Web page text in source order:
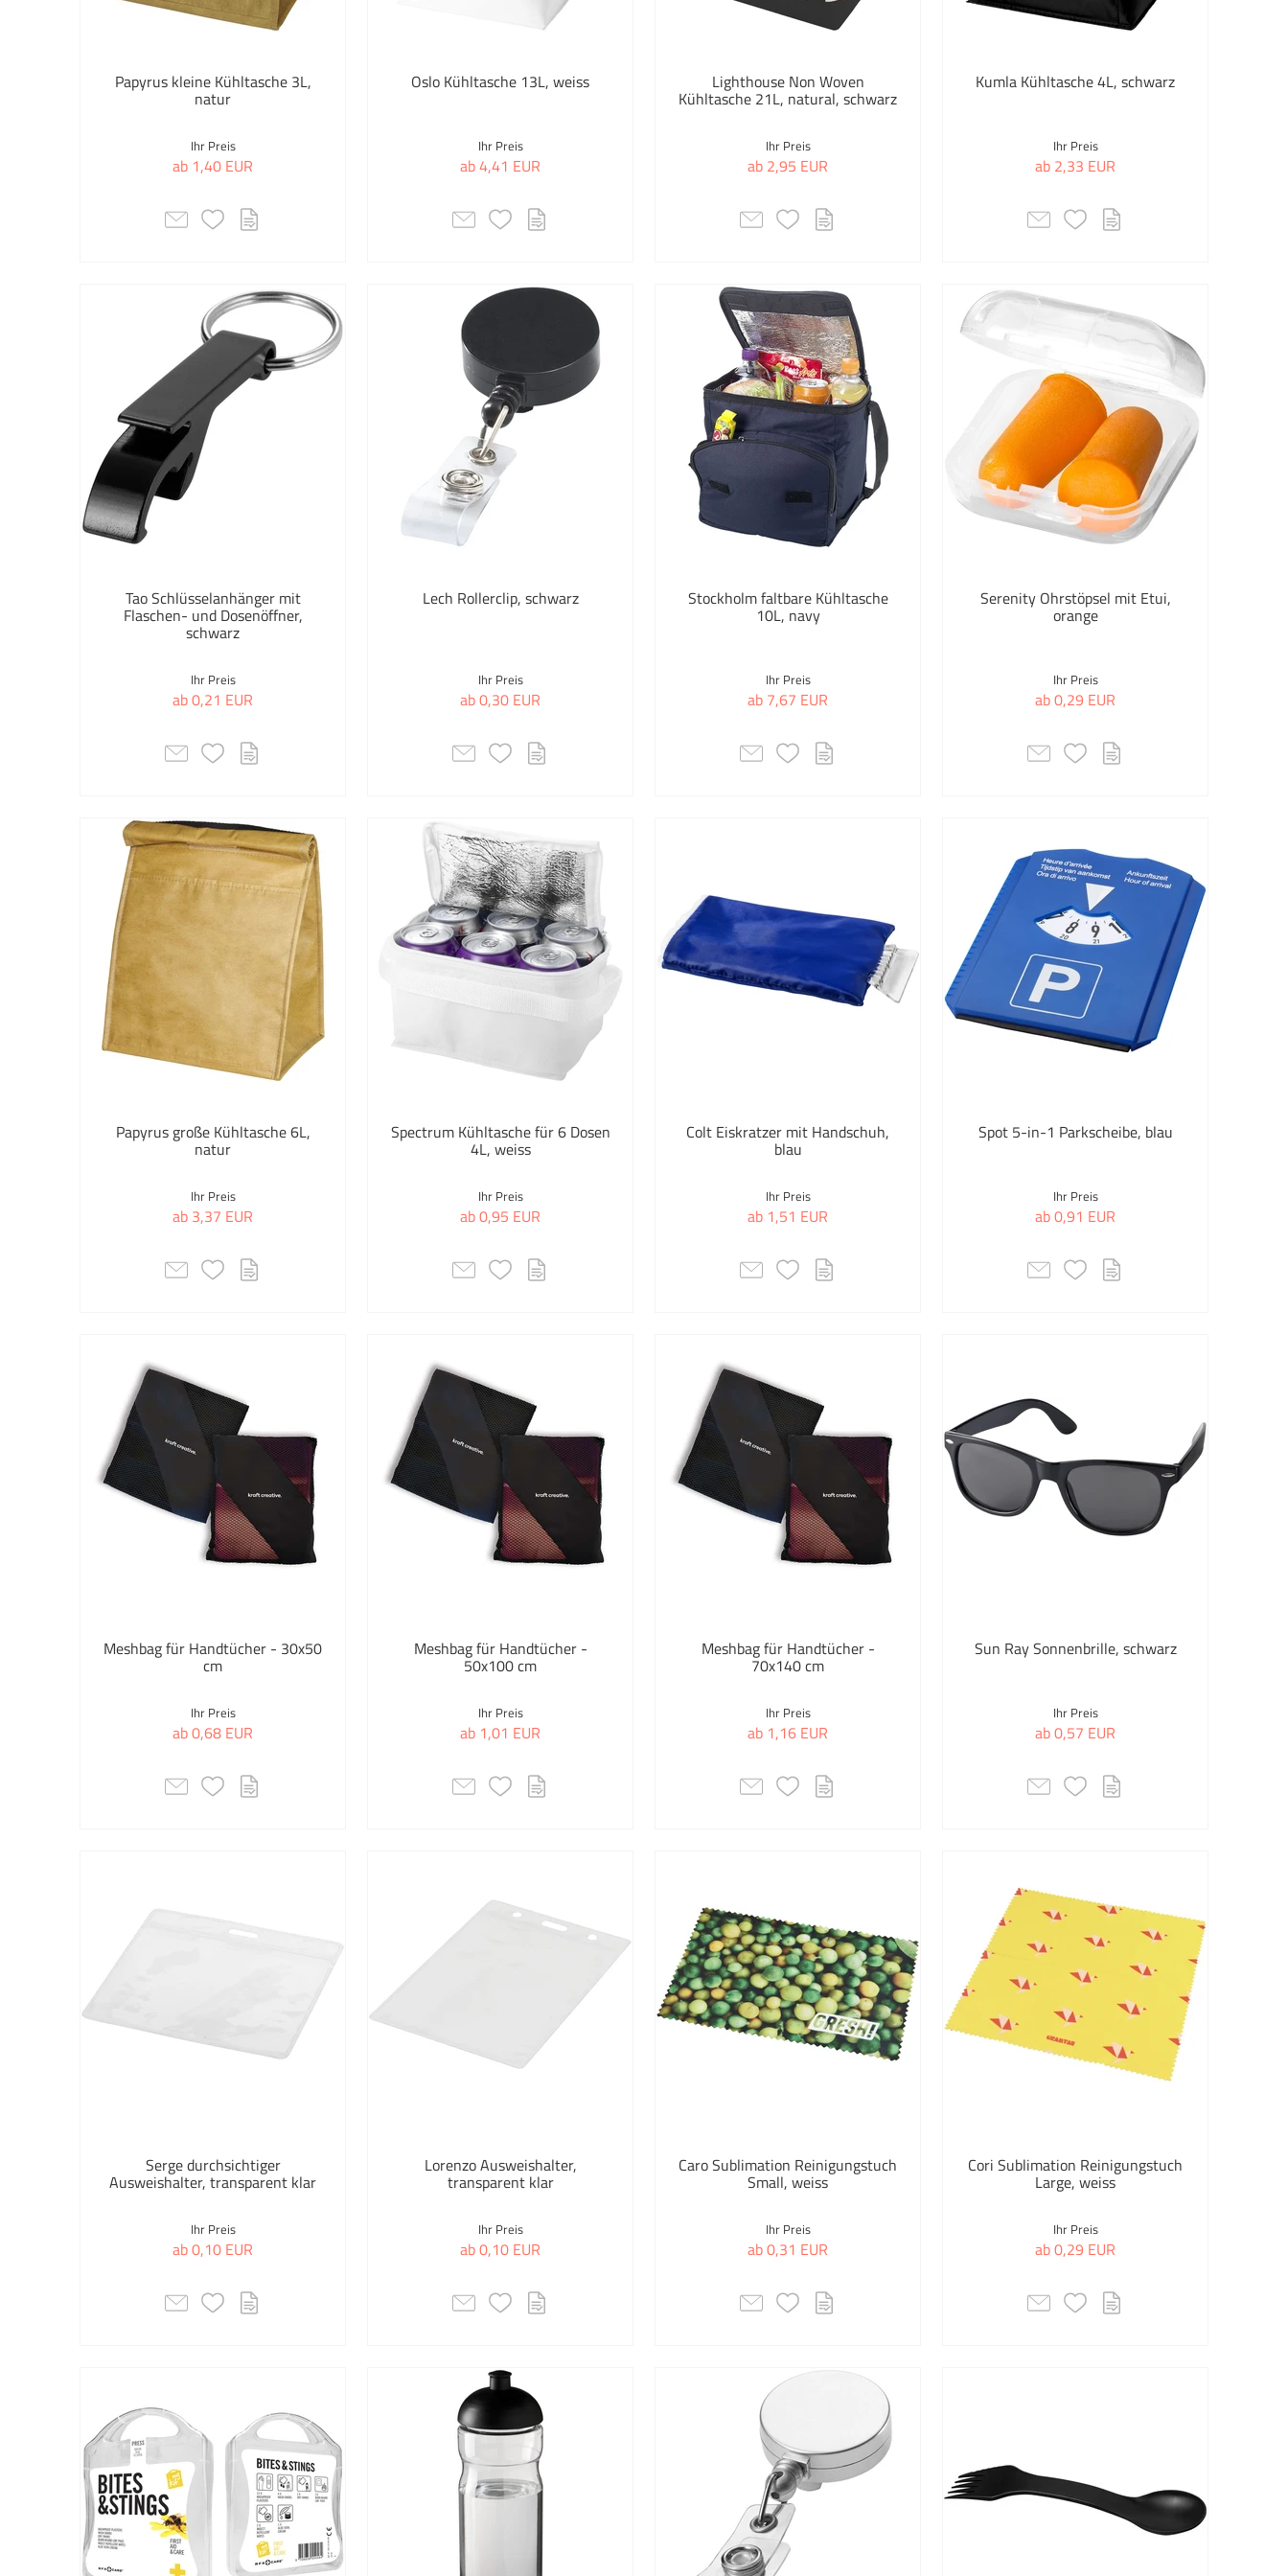
Auswahl übernehmen
Natur/Beige
Rosa
Transparent
Weiss
Auswahl übernehmen
lindt
Lindt
Lord Nelson
Sagaform
Seasons
Swiss Peak
Toppoint
Ukiyo
Unbranded
Vinga
Auswahl übernehmen
Caps
Deko- Artikel
Elektronik
Erste Hilfe Zubehör
Fanartikel
Feinschmecker
Festival
Freizeit & Outdoor
Fruchtgummi
Frühjahr
Handtücher
Handy & Tablet
Haushaltshelfer
Herbst & Winter
Home & Living
Hüte mit Logo
Küche & Haushalt
Küchenzubehör
Kühltaschen
Lunchboxen
Mehrzwecktaschen
Mini-Schokolädchen
Mützen
Mützen & Schals
Ostergeschenke
Ostern
Outdoor-Bedarf
Outdoor Spiele
Pfefferminz & Lutschpastillen
Powerbanks
Papyrus kleine Kühltasche 3L,
natur
Ihr Preis
ab 1,40 EUR
Oslo Kühltasche 13L, weiss
Ihr Preis
ab 4,41 EUR
Lighthouse Non Woven
Kühltasche 21L, natural, schwarz
Ihr Preis
ab 2,95 EUR
Kumla Kühltasche 4L, schwarz
Ihr Preis
ab 2,33 EUR
Tao Schlüsselanhänger mit
Flaschen- und Dosenöffner,
schwarz
Ihr Preis
ab 0,21 EUR
Lech Rollerclip, schwarz
Ihr Preis
ab 0,30 EUR
Stockholm faltbare Kühltasche
10L, navy
Ihr Preis
ab 7,67 EUR
Serenity Ohrstöpsel mit Etui,
orange
Ihr Preis
ab 0,29 EUR
Papyrus große Kühltasche 6L,
natur
Ihr Preis
ab 3,37 EUR
Spectrum Kühltasche für 6 Dosen
4L, weiss
Ihr Preis
ab 0,95 EUR
Colt Eiskratzer mit Handschuh,
blau
Ihr Preis
ab 1,51 EUR
Spot 5-in-1 Parkscheibe, blau
Ihr Preis
ab 0,91 EUR
Meshbag für Handtücher - 30x50
cm
Ihr Preis
ab 0,68 EUR
Meshbag für Handtücher -
50x100 cm
Ihr Preis
ab 1,01 EUR
Meshbag für Handtücher -
70x140 cm
Ihr Preis
ab 1,16 EUR
Sun Ray Sonnenbrille, schwarz
Ihr Preis
ab 0,57 EUR
Serge durchsichtiger
Ausweishalter, transparent klar
Ihr Preis
ab 0,10 EUR
Lorenzo Ausweishalter,
transparent klar
Ihr Preis
ab 0,10 EUR
Caro Sublimation Reinigungstuch
Small, weiss
Ihr Preis
ab 0,31 EUR
Cori Sublimation Reinigungstuch
Large, weiss
Ihr Preis
ab 0,29 EUR